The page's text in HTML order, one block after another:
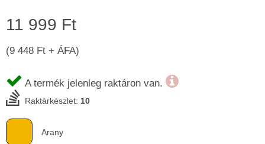
11 999 Ft
(9 448 Ft + ÁFA)
A termék jelenleg raktáron van.
Raktárkészlet: 10
Arany